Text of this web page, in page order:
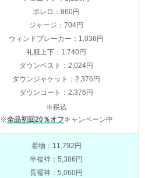
ボレロ：860円
ジャージ：704円
ウィンドブレーカー：1,036円
礼服上下：1,740円
ダウンベスト：2,024円
ダウンジャケット：2,376円
ダウンコート：2,376円
※税込
※全品初回20％オフキャンペーン中
着物：11,792円
半襦袢：5,386円
長襦袢：5,060円